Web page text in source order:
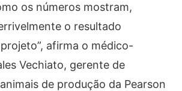
os números mostram,
o resultado
afirma o médico-
Vechiato, gerente de
de produção da Pearson